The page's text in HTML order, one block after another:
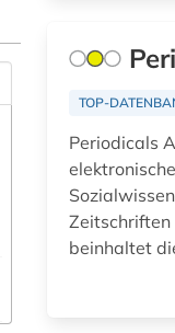
TOP-
Periodicals
Zeitschriften
beinhaltet